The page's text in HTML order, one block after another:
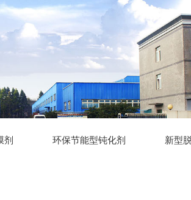
剂 环保节能型钝化剂 新型